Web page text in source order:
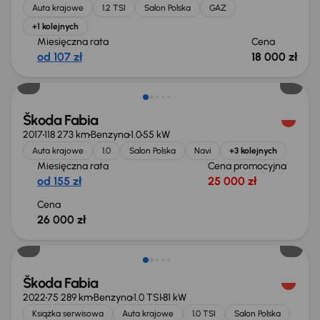
Auta krajowe 1.2 TSI Salon Polska
GAZ
+1 kolejnych
Miesięczna rata
od 107 zł
Cena
18 000 zł
Škoda Fabia
2017118 273 kmBenzyna1.055 kW
Auta krajowe 1.0 Salon Polska Navi +3 kolejnych
Miesięczna rata
od 155 zł
Cena promocyjna
25 000 zł
Cena
26 000 zł
Możliwość odliczenia VAT
Škoda Fabia
202275 289 kmBenzyna1.0 TSI81 kW
Książka serwisowa Auta krajowe 1.0 TSI
Salon Polska